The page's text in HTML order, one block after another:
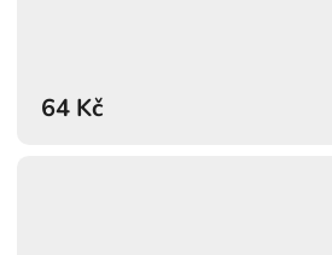
64 Kč